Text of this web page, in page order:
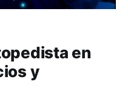
en
y